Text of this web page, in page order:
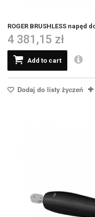
ROGER BRUSHLESS napęd
4 381,15 zł
Add to cart
Dodaj do listy życzeń